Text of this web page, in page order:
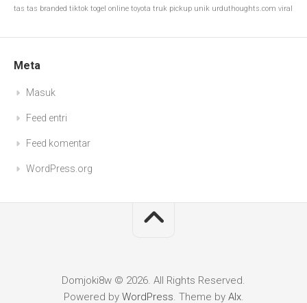
tas tas branded tiktok togel online toyota truk pickup unik urduthoughts.com viral
Meta
Masuk
Feed entri
Feed komentar
WordPress.org
Domjoki8w © 2026. All Rights Reserved.
Powered by WordPress . Theme by Alx.